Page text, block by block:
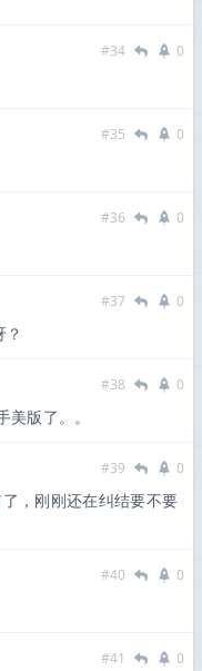
#34 0
#35 0
#36 0
#37 0
#38 0
版了。。
#39 0
，刚刚还在纠结要不要
#40 0
#41 0